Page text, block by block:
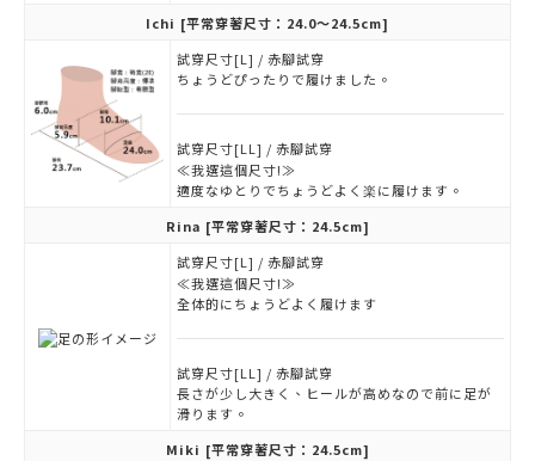
Ichi [平常穿著尺寸：24.0～24.5cm]
試穿尺寸[L] / 赤腳試穿
ちょうどぴったりで履けました。
試穿尺寸[LL] / 赤腳試穿
≪我選這個尺寸!≫
適度なゆとりでちょうどよく楽に履けます。
Rina [平常穿著尺寸：24.5cm]
試穿尺寸[L] / 赤腳試穿
≪我選這個尺寸!≫
全体的にちょうどよく履けます
試穿尺寸[LL] / 赤腳試穿
長さが少し大きく、ヒールが高めなので前に足が
滑ります。
Miki [平常穿著尺寸：24.5cm]